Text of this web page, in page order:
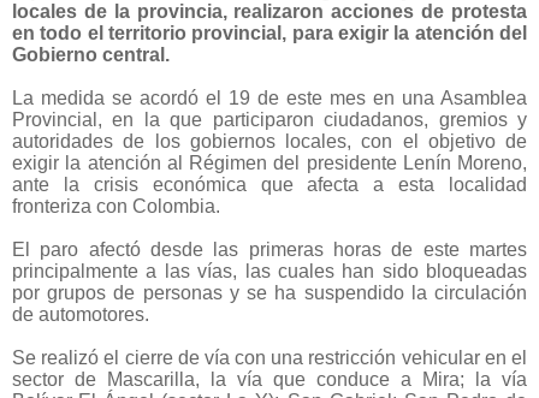
locales de la provincia, realizaron acciones de protesta
en todo el territorio provincial, para exigir la atención del
Gobierno central.
La medida se acordó el 19 de este mes en una Asamblea
Provincial, en la que participaron ciudadanos, gremios y
autoridades de los gobiernos locales, con el objetivo de
exigir la atención al Régimen del presidente Lenín Moreno,
ante la crisis económica que afecta a esta localidad
fronteriza con Colombia.
El paro afectó desde las primeras horas de este martes
principalmente a las vías, las cuales han sido bloqueadas
por grupos de personas y se ha suspendido la circulación
de automotores.
Se realizó el cierre de vía con una restricción vehicular en el
sector de Mascarilla, la vía que conduce a Mira; la vía